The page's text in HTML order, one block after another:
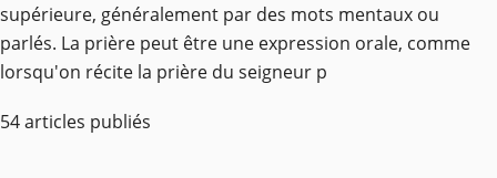
supérieure, généralement par des mots mentaux ou
parlés. La prière peut être une expression orale, comme
lorsqu'on récite la prière du seigneur p
54 articles publiés